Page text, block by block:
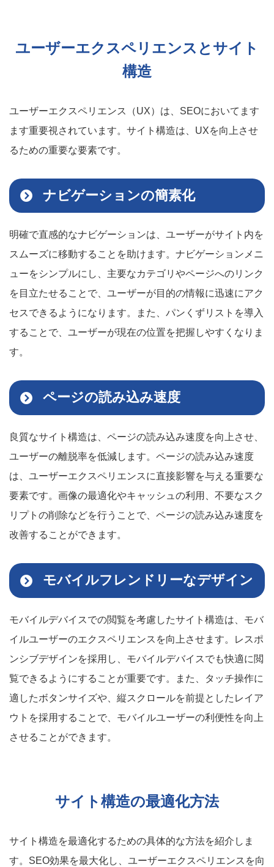
ユーザーエクスペリエンスとサイト
構造
ユーザーエクスペリエンス（UX）は、SEOにおいてます
ます重要視されています。サイト構造は、UXを向上させ
るための重要な要素です。
ナビゲーションの簡素化
明確で直感的なナビゲーションは、ユーザーがサイト内を
スムーズに移動することを助けます。ナビゲーションメニ
ューをシンプルにし、主要なカテゴリやページへのリンク
を目立たせることで、ユーザーが目的の情報に迅速にアク
セスできるようになります。また、パンくずリストを導入
することで、ユーザーが現在の位置を把握しやすくなりま
す。
ページの読み込み速度
良質なサイト構造は、ページの読み込み速度を向上させ、
ユーザーの離脱率を低減します。ページの読み込み速度
は、ユーザーエクスペリエンスに直接影響を与える重要な
要素です。画像の最適化やキャッシュの利用、不要なスク
リプトの削除などを行うことで、ページの読み込み速度を
改善することができます。
モバイルフレンドリーなデザイン
モバイルデバイスでの閲覧を考慮したサイト構造は、モバ
イルユーザーのエクスペリエンスを向上させます。レスポ
ンシブデザインを採用し、モバイルデバイスでも快適に閲
覧できるようにすることが重要です。また、タッチ操作に
適したボタンサイズや、縦スクロールを前提としたレイア
ウトを採用することで、モバイルユーザーの利便性を向上
させることができます。
サイト構造の最適化方法
サイト構造を最適化するための具体的な方法を紹介しま
す。SEO効果を最大化し、ユーザーエクスペリエンスを向